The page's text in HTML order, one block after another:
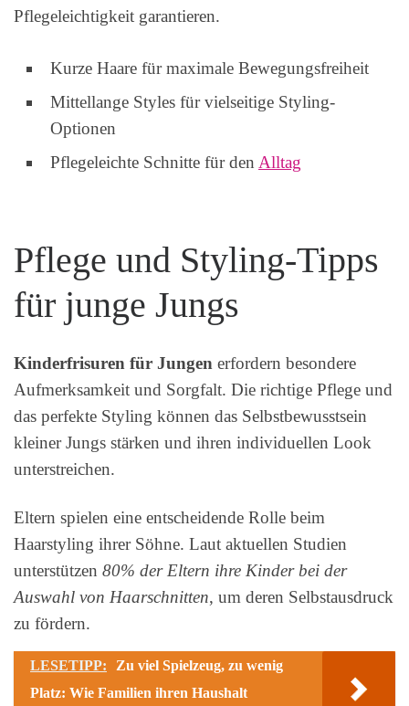
Pflegeleichtigkeit garantieren.
Kurze Haare für maximale Bewegungsfreiheit
Mittellange Styles für vielseitige Styling-
Optionen
Pflegeleichte Schnitte für den Alltag
Pflege und Styling-Tipps
für junge Jungs
Kinderfrisuren für Jungen erfordern besondere
Aufmerksamkeit und Sorgfalt. Die richtige Pflege und
das perfekte Styling können das Selbstbewusstsein
kleiner Jungs stärken und ihren individuellen Look
unterstreichen.
Eltern spielen eine entscheidende Rolle beim
Haarstyling ihrer Söhne. Laut aktuellen Studien
unterstützen 80% der Eltern ihre Kinder bei der
Auswahl von Haarschnitten, um deren Selbstausdruck
zu fördern.
LESETIPP:
Zu viel Spielzeug, zu wenig
Platz: Wie Familien ihren Haushalt